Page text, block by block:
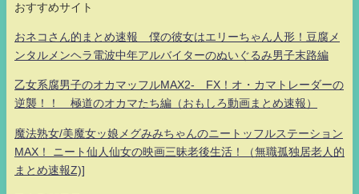
おすすめサイト
おネコさん的まとめ速報 僕の彼女はエリーちゃん人形！豆腐メ
ンタルメンヘラ電波中年アルバイターのぬいぐるみ男子末路編
乙女系腐男子のオカマッフルMAX2- FX！オ・カマトレーダーの
逆襲！！ 極道のオカマたち編（おもしろ動画まとめ速報）
魔法熟女/美魔女ッ娘メグみみちゃんのニートッフルステーション
MAX！ ニート仙人仙女の映画三昧老後生活！（無職孤独居老人的
まとめ速報Z)]